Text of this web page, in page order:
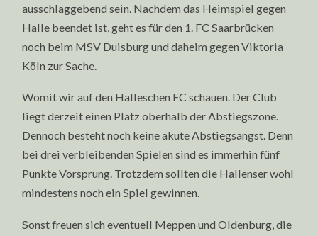
ausschlaggebend sein. Nachdem das Heimspiel gegen
Halle beendet ist, geht es für den 1. FC Saarbrücken
noch beim MSV Duisburg und daheim gegen Viktoria
Köln zur Sache.
Womit wir auf den Halleschen FC schauen. Der Club
liegt derzeit einen Platz oberhalb der Abstiegszone.
Dennoch besteht noch keine akute Abstiegsangst. Denn
bei drei verbleibenden Spielen sind es immerhin fünf
Punkte Vorsprung. Trotzdem sollten die Hallenser wohl
mindestens noch ein Spiel gewinnen.
Sonst freuen sich eventuell Meppen und Oldenburg, die